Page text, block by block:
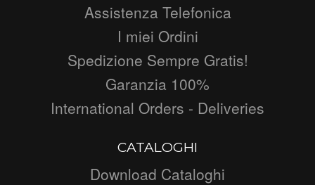
Assistenza Telefonica
I miei Ordini
Spedizione Sempre Gratis!
Garanzia 100%
International Orders - Deliveries
CATALOGHI
Download Cataloghi